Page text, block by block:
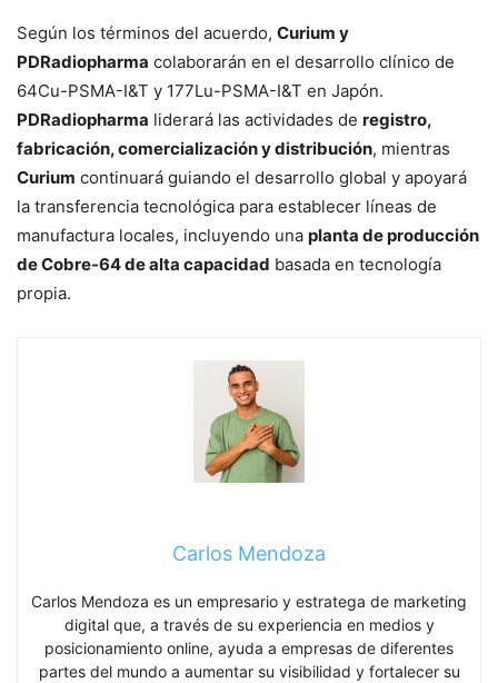
Según los términos del acuerdo, Curium y
PDRadiopharma colaborarán en el desarrollo clínico de
64Cu-PSMA-I&T y 177Lu-PSMA-I&T en Japón.
PDRadiopharma liderará las actividades de registro,
fabricación, comercialización y distribución, mientras
Curium continuará guiando el desarrollo global y apoyará
la transferencia tecnológica para establecer líneas de
manufactura locales, incluyendo una planta de producción
de Cobre-64 de alta capacidad basada en tecnología
propia.
Carlos Mendoza
Carlos Mendoza es un empresario y estratega de marketing
digital que, a través de su experiencia en medios y
posicionamiento online, ayuda a empresas de diferentes
partes del mundo a aumentar su visibilidad y fortalecer su